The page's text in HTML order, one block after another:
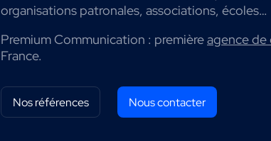
organisations patronales, associations, écoles…
Premium Communication : premièreagence de
France.
Nos références Nous contacter